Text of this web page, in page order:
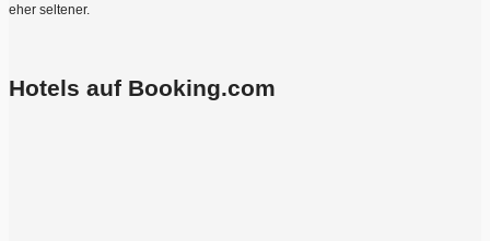
eher seltener.
Hotels auf Booking.com